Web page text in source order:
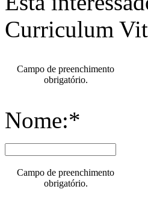
Curriculum
Campo de preenchimento
obrigatório.
Nome:*
Campo de preenchimento
obrigatório.